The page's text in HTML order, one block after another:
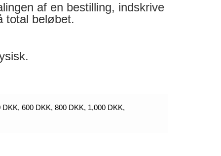
af en bestilling, indskrive
total beløbet.
600 DKK, 800 DKK, 1,000 DKK,